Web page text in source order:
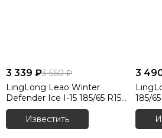
3 339 ₽3 560 ₽
LingLong Leao Winter
Defender Ice I-15 185/65 R15
92T
Известить
3
185/